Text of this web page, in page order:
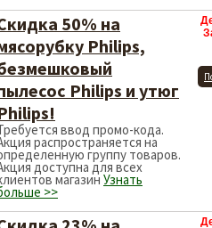
50% на
Philips,
Philips и утюг
ввод промо-кода.
распространяется на
группу товаров.
доступна для всех
магазин Узнать
>>